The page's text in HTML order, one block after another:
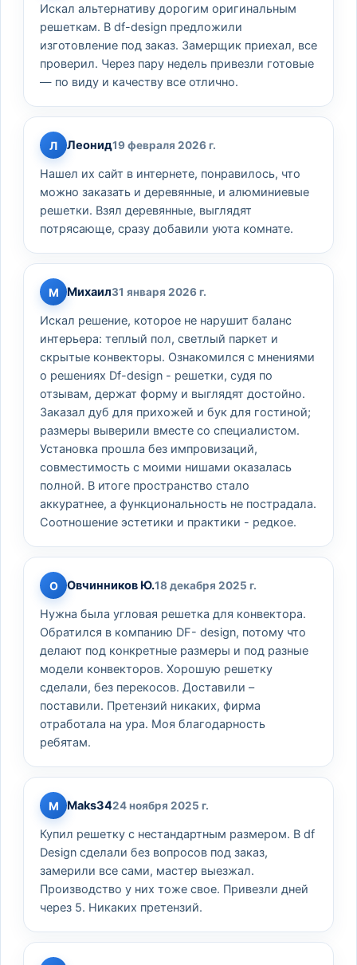
Искал альтернативу дорогим оригинальным
решеткам. В df-design предложили
изготовление под заказ. Замерщик приехал, все
проверил. Через пару недель привезли готовые
— по виду и качеству все отлично.
Л Леонид19 февраля 2026 г.
Нашел их сайт в интернете, понравилось, что
можно заказать и деревянные, и алюминиевые
решетки. Взял деревянные, выглядят
потрясающе, сразу добавили уюта комнате.
М Михаил31 января 2026 г.
Искал решение, которое не нарушит баланс
интерьера: теплый пол, светлый паркет и
скрытые конвекторы. Ознакомился с мнениями
о решениях Df-design - решетки, судя по
отзывам, держат форму и выглядят достойно.
Заказал дуб для прихожей и бук для гостиной;
размеры выверили вместе со специалистом.
Установка прошла без импровизаций,
совместимость с моими нишами оказалась
полной. В итоге пространство стало
аккуратнее, а функциональность не пострадала.
Соотношение эстетики и практики - редкое.
О Овчинников Ю.18 декабря 2025 г.
Нужна была угловая решетка для конвектора.
Обратился в компанию DF- design, потому что
делают под конкретные размеры и под разные
модели конвекторов. Хорошую решетку
сделали, без перекосов. Доставили –
поставили. Претензий никаких, фирма
отработала на ура. Моя благодарность
ребятам.
M Maks3424 ноября 2025 г.
Купил решетку с нестандартным размером. В df
Design сделали без вопросов под заказ,
замерили все сами, мастер выезжал.
Производство у них тоже свое. Привезли дней
через 5. Никаких претензий.